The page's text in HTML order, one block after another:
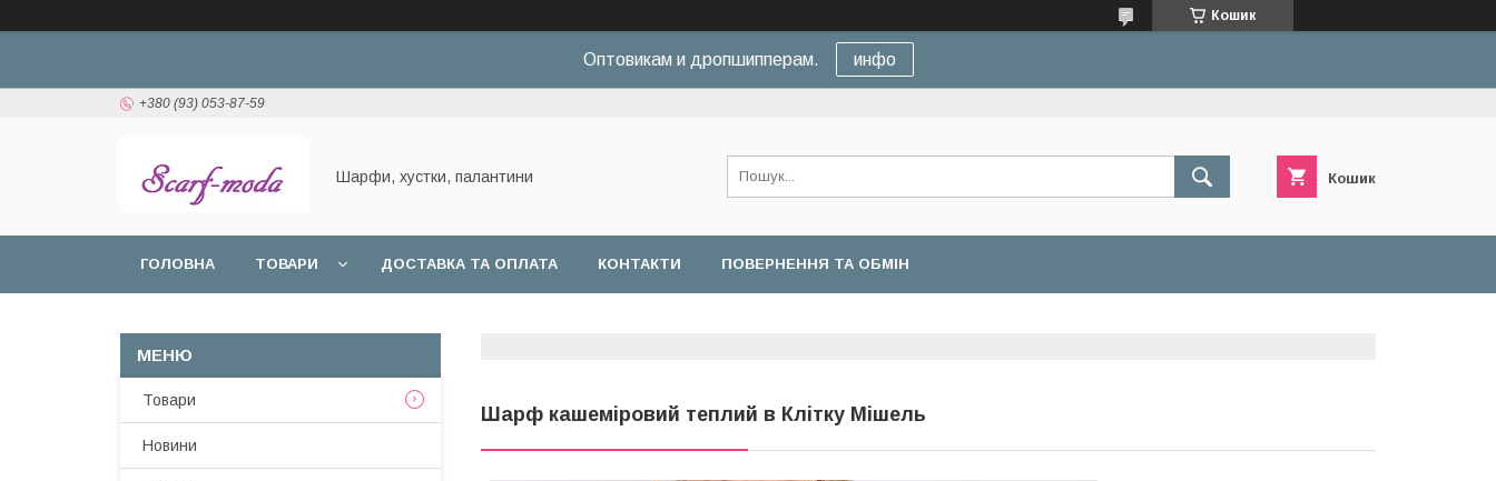
Кошик
Оптовикам и дропшипперам. инфо
+380 (93) 053-87-59
Шарфи, хустки, палантини Кошик
ГОЛОВНА ТОВАРИ ДОСТАВКА ТА ОПЛАТА КОНТАКТИ ПОВЕРНЕННЯ ТА ОБМІН
Шарф кашеміровий теплий в Клітку Мішель
Товари
Новини